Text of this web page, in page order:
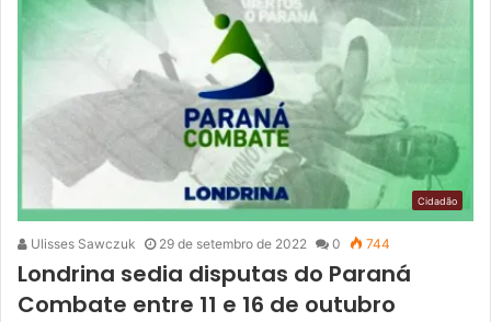
Cidadão
Ulisses Sawczuk 29 de setembro de 2022 0 744
Londrina sedia disputas do Paraná
Combate entre 11 e 16 de outubro